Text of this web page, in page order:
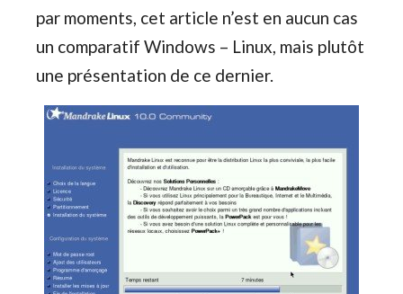
par moments, cet article n’est en aucun cas
un comparatif Windows – Linux, mais plutôt
une présentation de ce dernier.